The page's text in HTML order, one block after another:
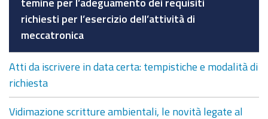
temine per l’adeguamento dei requisiti
richiesti per l’esercizio dell’attività di
meccatronica
Atti da iscrivere in data certa: tempistiche e modalità di
richiesta
Vidimazione scritture ambientali, le novità legate al